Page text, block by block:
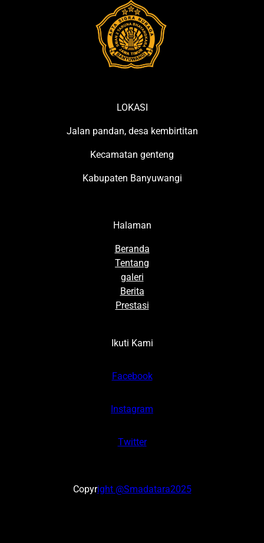
LOKASI
Jalan pandan, desa kembirtitan
Kecamatan genteng
Kabupaten Banyuwangi
Halaman
Beranda
Tentang
galeri
Berita
Prestasi
Ikuti Kami
Facebook
Instagram
Twitter
Copyright @Smadatara2025